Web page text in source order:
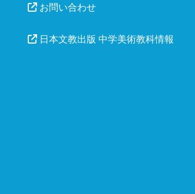
お問い合わせ
日本文教出版 中学美術教科情報